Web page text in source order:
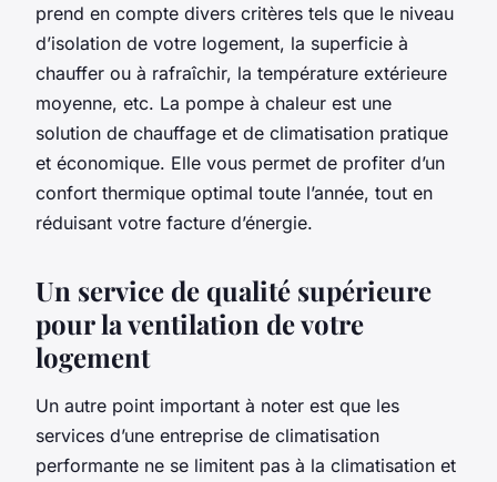
prend en compte divers critères tels que le niveau
d’isolation de votre logement, la superficie à
chauffer ou à rafraîchir, la température extérieure
moyenne, etc. La pompe à chaleur est une
solution de chauffage et de climatisation pratique
et économique. Elle vous permet de profiter d’un
confort thermique optimal toute l’année, tout en
réduisant votre facture d’énergie.
Un service de qualité supérieure
pour la ventilation de votre
logement
Un autre point important à noter est que les
services d’une entreprise de climatisation
performante ne se limitent pas à la climatisation et